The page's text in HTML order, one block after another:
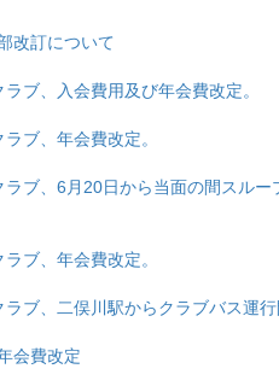
改訂について
ブ、入会費用及び年会費改定。
ブ、年会費改定。
ブ、6月20日から当面の間スルー
ブ、年会費改定。
ブ、二俣川駅からクラブバス運
会費改定